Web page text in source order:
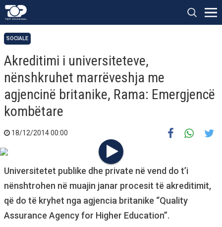
SOCIALE
Akreditimi i universiteteve,
nënshkruhet marrëveshja me
agjencinë britanike, Rama: Emergjencë
kombëtare
18/12/2014 00:00
Universitetet publike dhe private në vend do t’i
nënshtrohen në muajin janar procesit të akreditimit,
që do të kryhet nga agjencia britanike “Quality
Assurance Agency for Higher Education”.